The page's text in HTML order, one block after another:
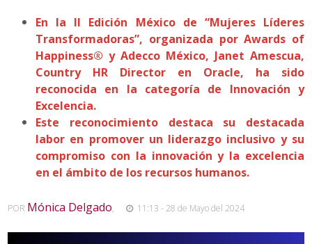
En la II Edición México de “Mujeres Líderes
Transformadoras”, organizada por Awards of
Happiness® y Adecco México, Janet Amescua,
Country HR Director en Oracle, ha sido
reconocida en la categoría de Innovación y
Excelencia.
Este reconocimiento destaca su destacada
labor en promover un liderazgo inclusivo y su
compromiso con la innovación y la excelencia
en el ámbito de los recursos humanos.
POR Mónica Delgado, 11:13 - 28 de Mayo del 2024